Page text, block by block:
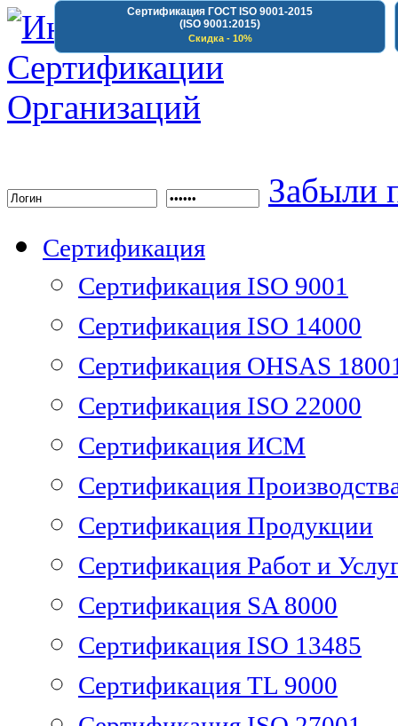
Сертификация ГОСТ ISO 9001-2015
(ISO 9001:2015)
Скидка - 10%
Забыли
Сертификация
Сертификация ISO 9001
Сертификация ISO 14000
Сертификация OHSAS
Сертификация ISO 22000
Сертификация ИСМ
Сертификация
Сертификация Продукции
Сертификация Работ и
Сертификация SA 8000
Сертификация ISO 13485
Сертификация TL 9000